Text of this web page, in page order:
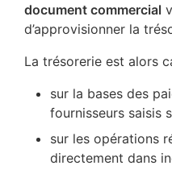
document commercial
d’approvisionner la
La trésorerie est alors
sur la bases des
fournisseurs saisis
sur les opérations
directement dans